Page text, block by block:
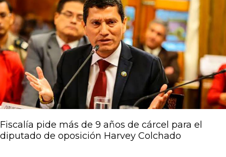
Fiscalía pide más de 9 años de cárcel para el
diputado de oposición Harvey Colchado